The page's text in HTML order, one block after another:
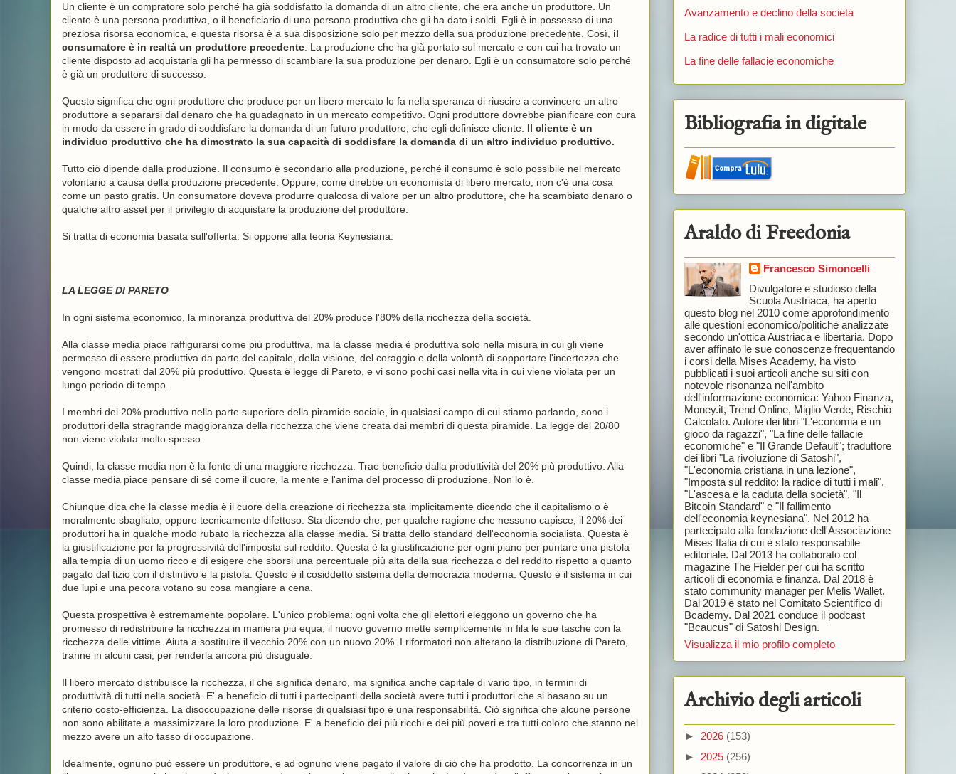
Un cliente è un compratore solo perché ha già soddisfatto la domanda di un altro cliente, che era anche un produttore. Un
cliente è una persona produttiva, o il beneficiario di una persona produttiva che gli ha dato i soldi. Egli è in possesso di una
preziosa risorsa economica, e questa risorsa è a sua disposizione solo per mezzo della sua produzione precedente. Così, il
consumatore è in realtà un produttore precedente. La produzione che ha già portato sul mercato e con cui ha trovato un
cliente disposto ad acquistarla gli ha permesso di scambiare la sua produzione per denaro. Egli è un consumatore solo perché
è già un produttore di successo.
Questo significa che ogni produttore che produce per un libero mercato lo fa nella speranza di riuscire a convincere un altro
produttore a separarsi dal denaro che ha guadagnato in un mercato competitivo. Ogni produttore dovrebbe pianificare con cura
in modo da essere in grado di soddisfare la domanda di un futuro produttore, che egli definisce cliente. Il cliente è un
individuo produttivo che ha dimostrato la sua capacità di soddisfare la domanda di un altro individuo produttivo.
Tutto ciò dipende dalla produzione. Il consumo è secondario alla produzione, perché il consumo è solo possibile nel mercato
volontario a causa della produzione precedente. Oppure, come direbbe un economista di libero mercato, non c'è una cosa
come un pasto gratis. Un consumatore doveva produrre qualcosa di valore per un altro produttore, che ha scambiato denaro o
qualche altro asset per il privilegio di acquistare la produzione del produttore.
Si tratta di economia basata sull'offerta. Si oppone alla teoria Keynesiana.
LA LEGGE DI PARETO
In ogni sistema economico, la minoranza produttiva del 20% produce l'80% della ricchezza della società.
Alla classe media piace raffigurarsi come più produttiva, ma la classe media è produttiva solo nella misura in cui gli viene
permesso di essere produttiva da parte del capitale, della visione, del coraggio e della volontà di sopportare l'incertezza che
vengono mostrati dal 20% più produttivo. Questa è legge di Pareto, e vi sono pochi casi nella vita in cui viene violata per un
lungo periodo di tempo.
I membri del 20% produttivo nella parte superiore della piramide sociale, in qualsiasi campo di cui stiamo parlando, sono i
produttori della stragrande maggioranza della ricchezza che viene creata dai membri di questa piramide. La legge del 20/80
non viene violata molto spesso.
Quindi, la classe media non è la fonte di una maggiore ricchezza. Trae beneficio dalla produttività del 20% più produttivo. Alla
classe media piace pensare di sé come il cuore, la mente e l'anima del processo di produzione. Non lo è.
Chiunque dica che la classe media è il cuore della creazione di ricchezza sta implicitamente dicendo che il capitalismo o è
moralmente sbagliato, oppure tecnicamente difettoso. Sta dicendo che, per qualche ragione che nessuno capisce, il 20% dei
produttori ha in qualche modo rubato la ricchezza alla classe media. Si tratta dello standard dell'economia socialista. Questa è
la giustificazione per la progressività dell'imposta sul reddito. Questa è la giustificazione per ogni piano per puntare una pistola
alla tempia di un uomo ricco e di esigere che sborsi una percentuale più alta della sua ricchezza o del reddito rispetto a quanto
pagato dal tizio con il distintivo e la pistola. Questo è il cosiddetto sistema della democrazia moderna. Questo è il sistema in cui
due lupi e una pecora votano su cosa mangiare a cena.
Questa prospettiva è estremamente popolare. L'unico problema: ogni volta che gli elettori eleggono un governo che ha
promesso di redistribuire la ricchezza in maniera più equa, il nuovo governo mette semplicemente in fila le sue tasche con la
ricchezza delle vittime. Aiuta a sostituire il vecchio 20% con un nuovo 20%. I riformatori non alterano la distribuzione di Pareto,
tranne in alcuni casi, per renderla ancora più disuguale.
Il libero mercato distribuisce la ricchezza, il che significa denaro, ma significa anche capitale di vario tipo, in termini di
produttività di tutti nella società. E' a beneficio di tutti i partecipanti della società avere tutti i produttori che si basano su un
criterio costo-efficienza. La disoccupazione delle risorse di qualsiasi tipo è una responsabilità. Ciò significa che alcune persone
non sono abilitate a massimizzare la loro produzione. E' a beneficio dei più ricchi e dei più poveri e tra tutti coloro che stanno nel
mezzo avere un alto tasso di occupazione.
Idealmente, ognuno può essere un produttore, e ad ognuno viene pagato il valore di ciò che ha prodotto. La concorrenza in un
Avanzamento e declino della società
La radice di tutti i mali economici
La fine delle fallacie economiche
Bibliografia in digitale
Araldo di Freedonia
Francesco Simoncelli
Divulgatore e studioso della
Scuola Austriaca, ha aperto
questo blog nel 2010 come approfondimento
alle questioni economico/politiche analizzate
secondo un'ottica Austriaca e libertaria. Dopo
aver affinato le sue conoscenze frequentando
i corsi della Mises Academy, ha visto
pubblicati i suoi articoli anche su siti con
notevole risonanza nell'ambito
dell'informazione economica: Yahoo Finanza,
Money.it, Trend Online, Miglio Verde, Rischio
Calcolato. Autore dei libri "L'economia è un
gioco da ragazzi", "La fine delle fallacie
economiche" e "Il Grande Default"; traduttore
dei libri "La rivoluzione di Satoshi",
"L'economia cristiana in una lezione",
"Imposta sul reddito: la radice di tutti i mali",
"L'ascesa e la caduta della società", "Il
Bitcoin Standard" e "Il fallimento
dell'economia keynesiana". Nel 2012 ha
partecipato alla fondazione dell'Associazione
Mises Italia di cui è stato responsabile
editoriale. Dal 2013 ha collaborato col
magazine The Fielder per cui ha scritto
articoli di economia e finanza. Dal 2018 è
stato community manager per Melis Wallet.
Dal 2019 è stato nel Comitato Scientifico di
Bcademy. Dal 2021 conduce il podcast
"Bcaucus" di Satoshi Design.
Visualizza il mio profilo completo
Archivio degli articoli
► 2026 (153)
► 2025 (256)